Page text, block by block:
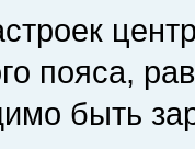
пояса,
быть